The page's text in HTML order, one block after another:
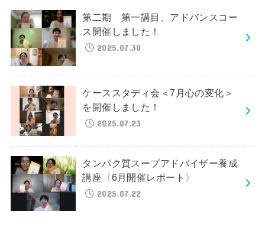
第二期 第一講目、アドバンスコー
ス開催しました！
2025.07.30
ケーススタディ会＜7月心の変化＞
を開催しました！
2025.07.23
タンパク質スープアドバイザー養成
講座〈6月開催レポート〉
2025.07.22